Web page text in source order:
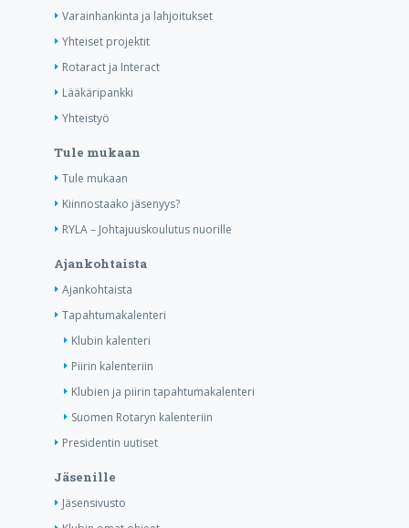
Varainhankinta ja lahjoitukset
Yhteiset projektit
Rotaract ja Interact
Lääkäripankki
Yhteistyö
Tule mukaan
Tule mukaan
Kiinnostaako jäsenyys?
RYLA – Johtajuuskoulutus nuorille
Ajankohtaista
Ajankohtaista
Tapahtumakalenteri
Klubin kalenteri
Piirin kalenteriin
Klubien ja piirin tapahtumakalenteri
Suomen Rotaryn kalenteriin
Presidentin uutiset
Jäsenille
Jäsensivusto